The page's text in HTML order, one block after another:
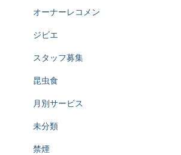
オーナーレコメン
ジビエ
スタッフ募集
昆虫食
月別サービス
未分類
禁煙